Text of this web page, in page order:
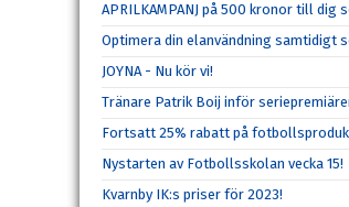
APRILKAMPANJ på 500 kronor till dig
Optimera din elanvändning samtidigt
JOYNA - Nu kör vi!
Tränare Patrik Boij inför
Fortsatt 25% rabatt på
Nystarten av Fotbollsskolan vecka 15!
Kvarnby IK:s priser för 2023!